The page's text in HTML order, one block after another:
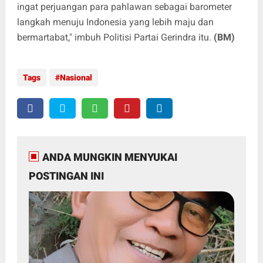
ingat perjuangan para pahlawan sebagai barometer
langkah menuju Indonesia yang lebih maju dan
bermartabat," imbuh Politisi Partai Gerindra itu. (BM)
Tags Nasional
ANDA MUNGKIN MENYUKAI
POSTINGAN INI